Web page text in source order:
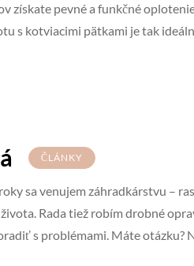
získate pevné a funkčné
s kotviacimi pätkami je tak
ČLÁNKY
sa venujem záhradkárstvu –
Rada tiež robím drobné
s problémami. Máte otázku?